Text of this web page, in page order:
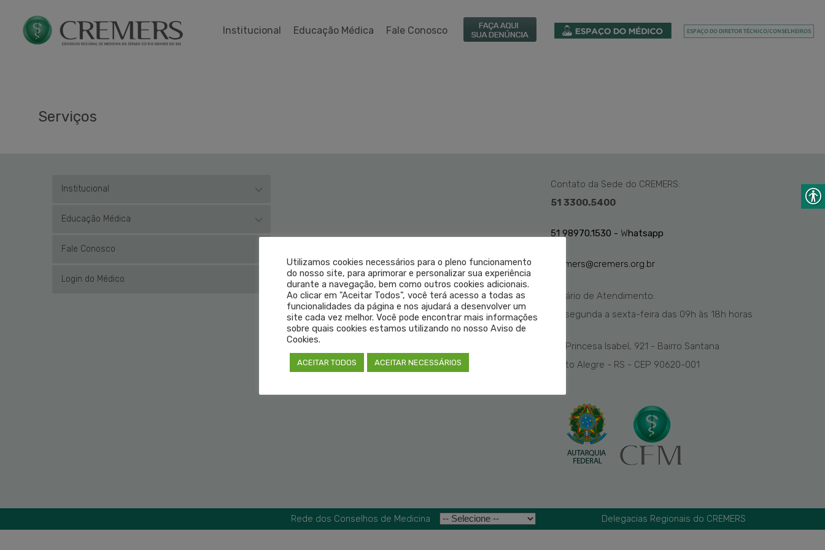
Institucional Educação Médica Fale Conosco
Início SERVIÇOS Serviços
Serviços
Institucional
Educação Médica
Fale Conosco
Login do Médico
Contato da Sede do CREMERS:
51 3300.5400
51 98970.1530 - Whatsapp
cremers@cremers.org.br
Horário de Atendimento:
De segunda a sexta-feira das 09h às 18h horas
Av. Princesa Isabel, 921 - Bairro Santana
Porto Alegre - RS - CEP 90620-001
Rede dos Conselhos de Medicina Delegacias Regionais do CREMERS
Utilizamos cookies necessários para o pleno funcionamento
do nosso site, para aprimorar e personalizar sua experiência
durante a navegação, bem como outros cookies adicionais.
Ao clicar em "Aceitar Todos", você terá acesso a todas as
funcionalidades da página e nos ajudará a desenvolver um
site cada vez melhor. Você pode encontrar mais informações
sobre quais cookies estamos utilizando no nosso Aviso de
Cookies.
ACEITAR TODOS ACEITAR NECESSÁRIOS